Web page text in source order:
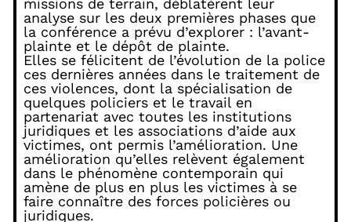
missions de terrain, déblatèrent leur
analyse sur les deux premières phases que
la conférence a prévu d’explorer : l’avant-
plainte et le dépôt de plainte.
Elles se félicitent de l’évolution de la police
ces dernières années dans le traitement de
ces violences, dont la spécialisation de
quelques policiers et le travail en
partenariat avec toutes les institutions
juridiques et les associations d’aide aux
victimes, ont permis l’amélioration. Une
amélioration qu’elles relèvent également
dans le phénomène contemporain qui
amène de plus en plus les victimes à se
faire connaître des forces policières ou
juridiques.